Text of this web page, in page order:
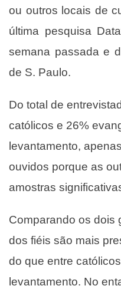
ou outros locais de
última pesquisa
semana passada e
de S. Paulo.
Do total de
católicos e 26%
levantamento,
ouvidos porque as
amostras
Comparando os dois
dos fiéis são mais
do que entre
levantamento. No